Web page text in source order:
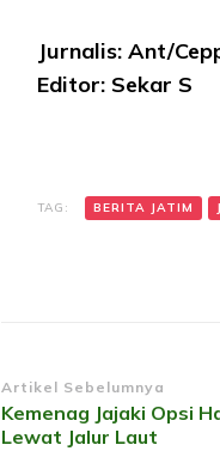
Jurnalis: Ant/
Editor: Sekar S
TAG: BERITA JATIM
Navigasi
Artikel
Artikel Sebelumnya
Kemenag Jajaki Opsi
Lewat Jalur Laut